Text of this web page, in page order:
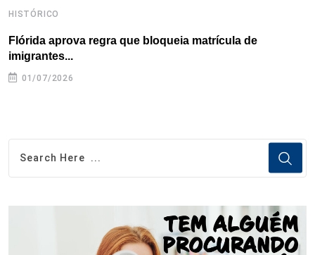
HISTÓRICO
Flórida aprova regra que bloqueia matrícula de
imigrantes...
01/07/2026